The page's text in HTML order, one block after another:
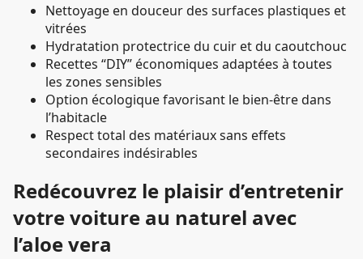
Nettoyage en douceur des surfaces plastiques et
vitrées
Hydratation protectrice du cuir et du caoutchouc
Recettes “DIY” économiques adaptées à toutes
les zones sensibles
Option écologique favorisant le bien-être dans
l’habitacle
Respect total des matériaux sans effets
secondaires indésirables
Redécouvrez le plaisir d’entretenir
votre voiture au naturel avec
l’aloe vera